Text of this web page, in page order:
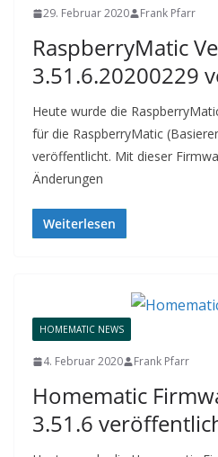
29. Februar 2020 Frank Pfarr
RaspberryMatic
3.51.6.20200229
Heute wurde die
für die RaspberryMatic
veröffentlicht. Mit dieser
Änderungen
Weiterlesen
HOMEMATIC NEWS
4. Februar 2020 Frank Pfarr
Homematic
3.51.6